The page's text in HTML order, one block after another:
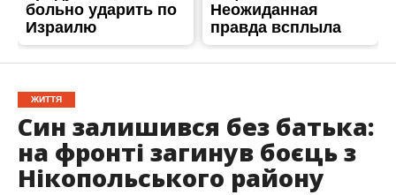
ЖИТТЯ
Син залишився без батька:
на фронті загинув боєць з
Нікопольського району